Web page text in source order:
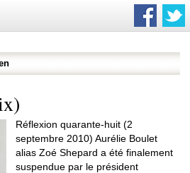
Réflexion quarante-huit (2
septembre 2010) Aurélie Boulet
alias Zoé Shepard a été finalement
suspendue par le président